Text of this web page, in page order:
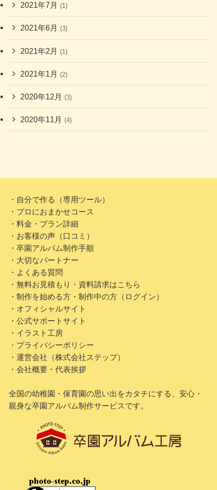
2021年7月 (1)
2021年6月 (3)
2021年2月 (1)
2021年1月 (2)
2020年12月 (3)
2020年11月 (4)
・自分で作る（専用ツール）
・プロにおまかせコース
・料金・プラン詳細
・お客様の声（口コミ）
・卒園アルバム制作手順
・大切なパートナー
・よくある質問
・無料お見積もり・資料請求はこちら
・制作を始める方・制作中の方（ログイン）
・オフィシャルサイト
・公式サポートサイト
・イラスト工房
・プライバシーポリシー
・運営会社（株式会社ステップ）
・会社概要・代表挨拶
全国の幼稚園・保育園の思い出をカタチにする、安心・
親身な卒園アルバム制作サービスです。